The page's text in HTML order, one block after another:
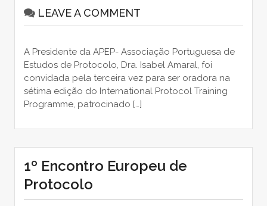
LEAVE A COMMENT
A Presidente da APEP- Associação Portuguesa de
Estudos de Protocolo, Dra. Isabel Amaral, foi
convidada pela terceira vez para ser oradora na
sétima edição do International Protocol Training
Programme, patrocinado […]
1º Encontro Europeu de
Protocolo